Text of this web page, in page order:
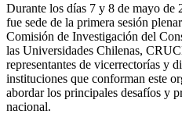
Durante los días 7 y 8 de mayo de
fue sede de la primera sesión
Comisión de Investigación del
las Universidades Chilenas,
representantes de vicerrectorías y
instituciones que conforman este
abordar los principales desafíos y
nacional.